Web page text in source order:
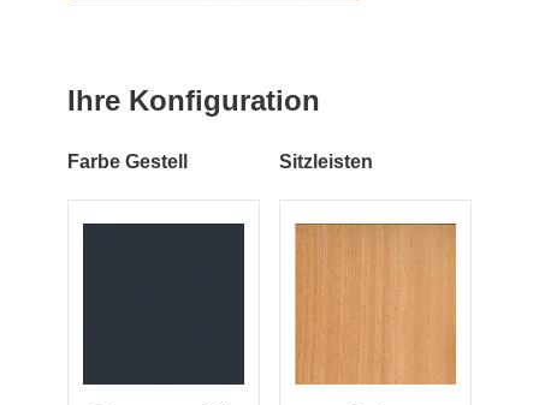
Ihre Konfiguration
Farbe Gestell Sitzleisten